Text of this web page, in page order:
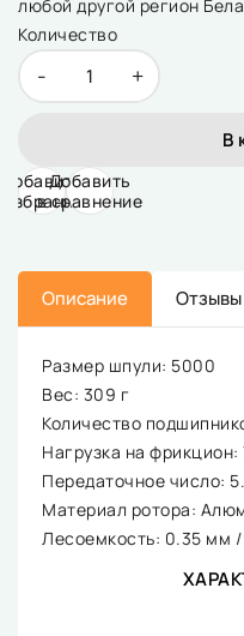
любой другой регион
Количество
- +
В
Добавить
избранное
Добавить
в сравнение
Описание Отзывы
Размер шпули: 5000
Вес: 309 г
Количество
Нагрузка на фрикцион:
Передаточное число:
Материал ротора:
Лесоемкость: 0.35 мм /